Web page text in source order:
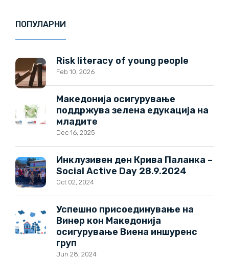
ПОПУЛАРНИ
Risk literacy of young people
Feb 10, 2026
Македонија осигурување
поддржува зелена едукација на
младите
Dec 16, 2025
Инклузивен ден Крива Паланка –
Social Active Day 28.9.2024
Oct 02, 2024
Успешно присоединување на
Винер кон Македонија
осигурување Виена иншуренс
груп
Jun 28, 2024